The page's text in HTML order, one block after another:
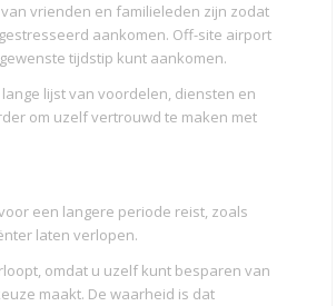
vrienden en familieleden zijn zodat
aankomen. Off-site airport
tijdstip kunt aankomen.
lijst van voordelen, diensten en
om uzelf vertrouwd te maken met
een langere periode reist, zoals
laten verlopen.
omdat u uzelf kunt besparen van
maakt. De waarheid is dat